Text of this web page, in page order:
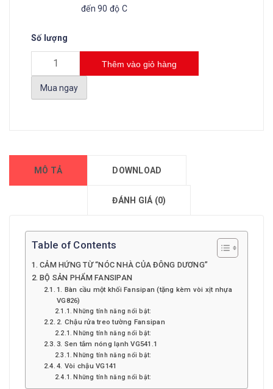
đến 90 độ C
Số lượng
Thêm vào giỏ hàng
Mua ngay
MÔ TẢ DOWNLOAD
ĐÁNH GIÁ (0)
Table of Contents
CẢM HỨNG TỪ “NÓC NHÀ CỦA ĐÔNG DƯƠNG”
BỘ SẢN PHẨM FANSIPAN
1. Bàn cầu một khối Fansipan (tặng kèm vòi xịt nhựa
VG826)
Những tính năng nổi bật:
2. Chậu rửa treo tường Fansipan
Những tính năng nổi bật:
3. Sen tắm nóng lạnh VG541.1
Những tính năng nổi bật:
4. Vòi chậu VG141
Những tính năng nổi bật: